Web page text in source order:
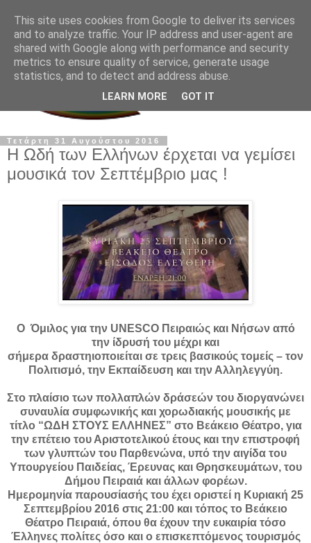
Τετάρτη 31 Αυγούστου 2016
Η Ωδή των Ελλήνων έρχεται να γεμίσει
μουσικά τον Σεπτέμβριο μας !
O Όμιλος για την UNESCO Πειραιώς και Νήσων από
την ίδρυσή του μέχρι και
σήμερα δραστηιοποιείται σε τρεις βασικούς τομείς – τον
Πολιτισμό, την Εκπαίδευση και την Αλληλεγγύη.
Στο πλαίσιο των πολλαπλών δράσεών του διοργανώνει
συναυλία συμφωνικής και χορωδιακής μουσικής με
τίτλο “ΩΔΗ ΣΤΟΥΣ ΕΛΛΗΝΕΣ” στο Βεάκειο Θέατρο, για
την επέτειο του Αριστοτελικού έτους και την επιστροφή
των γλυπτών του Παρθενώνα, υπό την αιγίδα του
Υπουργείου Παιδείας, Έρευνας και Θρησκευμάτων, του
Δήμου Πειραιά και άλλων φορέων.
Ημερομηνία παρουσίασής του έχει οριστεί η Κυριακή 25
Σεπτεμβρίου 2016 στις 21:00 και τόπος το Βεάκειο
Θέατρο Πειραιά, όπου θα έχουν την ευκαιρία τόσο
Έλληνες πολίτες όσο και ο επισκεπτόμενος τουρισμός
This site uses cookies from Google to deliver its services
and to analyze traffic. Your IP address and user-agent are
shared with Google along with performance and security
metrics to ensure quality of service, generate usage
statistics, and to detect and address abuse.
LEARN MORE GOT IT